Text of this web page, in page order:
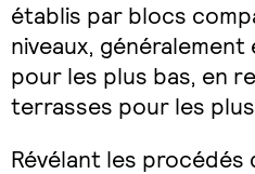
établis par blocs
niveaux,
pour les plus bas, en
terrasses pour les
Révélant les